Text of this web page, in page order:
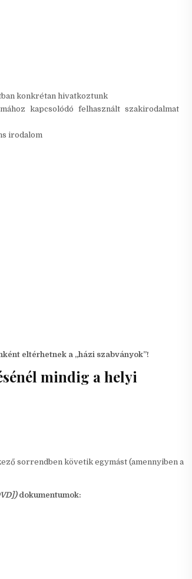
konkrétan hivatkoztunk
kapcsolódó felhasznált szakirodalmat
irodalom
eltérhetnek a „házi szabványok”!
mindig a helyi
sorrendben követik egymást (amennyiben a
dokumentumok: